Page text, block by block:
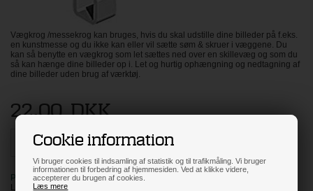
Cookie information
Vi bruger cookies til indsamling af statistik og til trafikmåling. Vi bruger
informationen til forbedring af hjemmesiden. Ved at klikke videre,
accepterer du brugen af cookies.
Læs mere
Vægkrog /messekrog kan bruges, hvis du skal udstille dine billeder på f.eks.
en kunstmesse og du ikke kan eller vil sætte søm & skruer i væggene. Du
kan så benytte en vægkrog som let sættes ned over en skillevæg og som du
så kan hænge dine billeder op i. Let og hurtig ophængning og nedtagning af
dine billeder uden brug af værktøj.
22,00DKK
PÅ LAGER
LEVERING: 0 HVERDAGE